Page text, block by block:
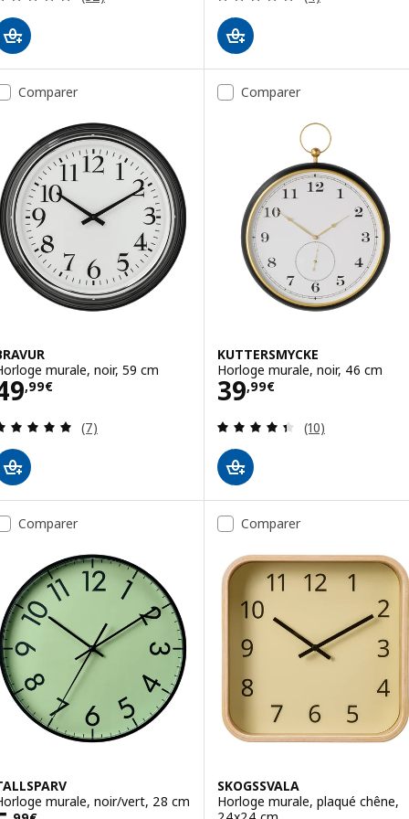
Comparer
murale, noir, 59 cm
,99€
49,99€
Révision: 5 hors de 5 étoiles. Nombre total de
(7)
Comparer
KUTTERSMYCKE
Horloge murale, noir, 46 cm
39,99€
Prix 39,99€
Révision: 4.4
(10)
Comparer
murale, noir/vert, 28 cm
Comparer
SKOGSSVALA
Horloge murale, plaqué chêne,